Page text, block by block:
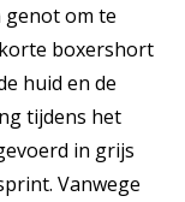
om te
boxershort
huid en de
tijdens het
in grijs
Vanwege